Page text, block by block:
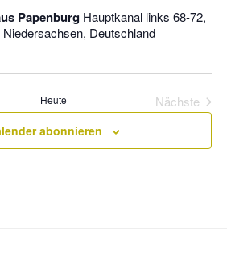
Papenburg Hauptkanal links 68-72,
Niedersachsen, Deutschland
Heute
Nächste
abonnieren